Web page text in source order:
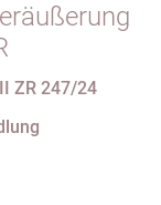
ZR 247/24